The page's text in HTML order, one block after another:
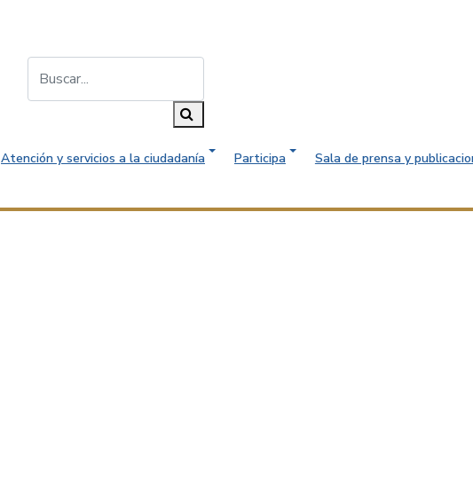
Atención y servicios a la ciudadanía Participa Sala de prensa y